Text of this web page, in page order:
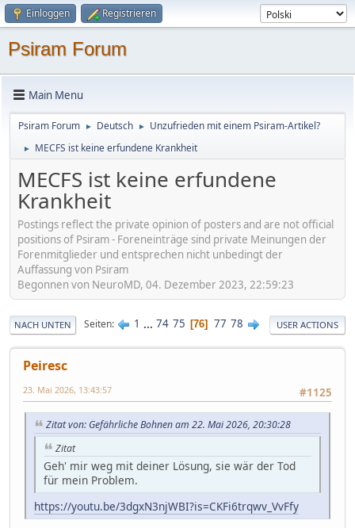
Einloggen Registrieren
Psiram Forum
Main Menu
Psiram Forum ► Deutsch ► Unzufrieden mit einem Psiram-Artikel?
► MECFS ist keine erfundene Krankheit
MECFS ist keine erfundene
Krankheit
Postings reflect the private opinion of posters and are not official
positions of Psiram - Foreneinträge sind private Meinungen der
Forenmitglieder und entsprechen nicht unbedingt der
Auffassung von Psiram
Begonnen von NeuroMD, 04. Dezember 2023, 22:59:23
NACH UNTEN Seiten 1 ... 74 75 76 77 78 USER ACTIONS
Peiresc
#1125
23. Mai 2026, 13:43:57
Zitat von: Gefährliche Bohnen am 22. Mai 2026, 20:30:28
Zitat
Geh' mir weg mit deiner Lösung, sie wär der Tod
für mein Problem.
https://youtu.be/3dgxN3njWBI?is=CKFi6trqwv_VvFfy